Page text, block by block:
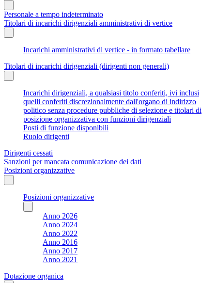
Personale a tempo indeterminato
Titolari di incarichi dirigenziali amministrativi di vertice
Incarichi amministrativi di vertice - in formato tabellare
Titolari di incarichi dirigenziali (dirigenti non generali)
Incarichi dirigenziali, a qualsiasi titolo conferiti, ivi inclusi
quelli conferiti discrezionalmente dall'organo di indirizzo
politico senza procedure pubbliche di selezione e titolari di
posizione organizzativa con funzioni dirigenziali
Posti di funzione disponibili
Ruolo dirigenti
Dirigenti cessati
Sanzioni per mancata comunicazione dei dati
Posizioni organizzative
Posizioni organizzative
Anno 2026
Anno 2024
Anno 2022
Anno 2016
Anno 2017
Anno 2021
Dotazione organica